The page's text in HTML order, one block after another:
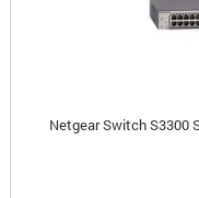
Netgear Switch S3300